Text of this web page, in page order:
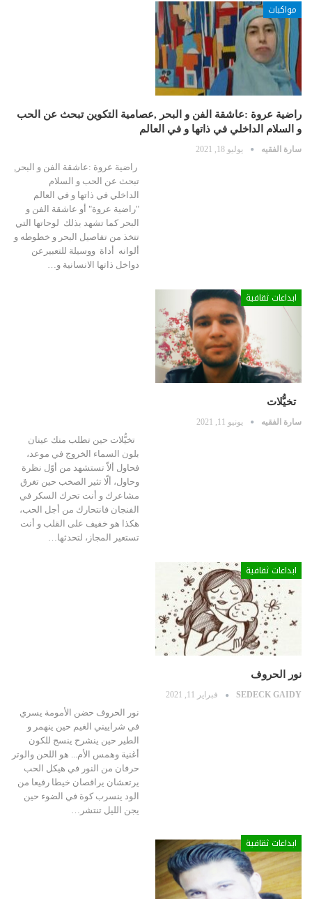
مواكبات
راضية عروة :عاشقة الفن و البحر ,عصامية التكوين تبحث عن الحب
و السلام الداخلي في ذاتها و في العالم
سارة الفقيه يوليو 18, 2021
راضية عروة :عاشقة الفن و البحر,
تبحث عن الحب و السلام
الداخلي في ذاتها و في العالم
"راضية عروة" أو عاشقة الفن و
البحر كما تشهد بذلك لوحاتها التي
تتخذ من تفاصيل البحر و خطوطه و
ألوانه أداة ووسيلة للتعبيرعن
دواخل ذاتها الانسانية و…
ابداعات ثقافية
تخيُّلات
سارة الفقيه يونيو 11, 2021
تخيُّلات حين تطلب منك عينان
بلون السماء الخروج في موعد،
فحاول ألاّ تستشهد من أوّل نظرة
وحاول، ألّا تثير الصخب حين تغرق
مشاعرك و أنت تحرك السكر في
الفنجان فانتحارك من أجل الحب،
هكذا هو خفيف على القلب و أنت
تستعير المجاز، لتحدثها…
ابداعات ثقافية
نور الحروف
SEDECK GAIDY فبراير 11, 2021
نور الحروف حضن الأمومة يسري
في شراييني الغيم حين ينهمر و
الطير حين ينشرح ينسج للكون
أغنية وهمس الأم... هو اللحن والوتر
حرفان من النور في هيكل الحب
يرتعشان يراقصان خيطا رفيعا من
الود ينسرب كوة في الضوء حين
يجن الليل تنتشر…
ابداعات ثقافية